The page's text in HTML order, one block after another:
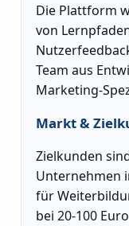
Die Plattform
von
Team aus
Marketing-
Markt &
Zielkunden
Unternehmen
für
bei 20-100